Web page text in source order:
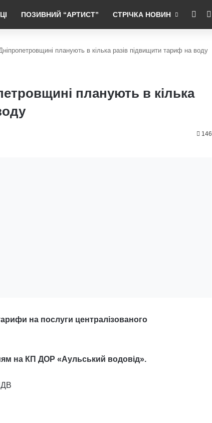
ПОЗИВНИЙ “АРТИСТ” СТРІЧКА НОВИН RSS
планують в кілька разів підвищити тариф на воду
планують в кілька
146
на послуги централізованого
на КП ДОР «Аульський водовід».